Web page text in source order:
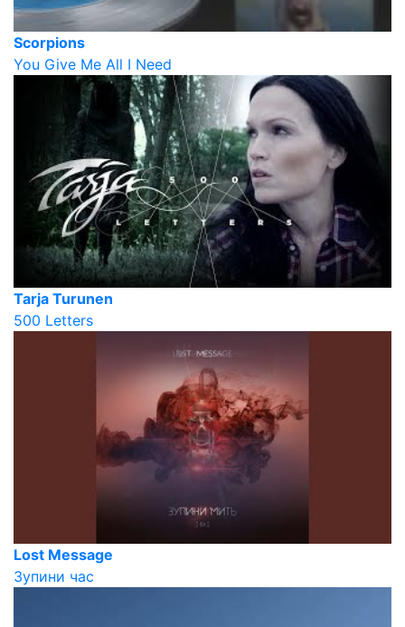
Scorpions
You Give Me All I Need
Tarja Turunen
500 Letters
Lost Message
Зупини час